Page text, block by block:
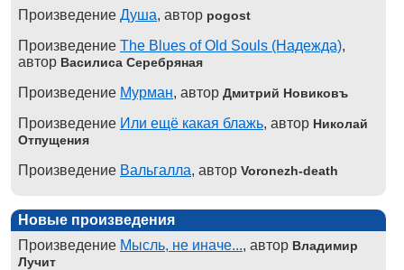
Произведение Душа, автор pogost
Произведение The Blues of Old Souls (Надежда),
автор Василиса Серебряная
Произведение Мурман, автор Дмитрий Новиковъ
Произведение Или ещё какая блажь, автор Николай
Отпущения
Произведение Вальгалла, автор Voronezh-death
Новые произведения
Произведение Мысль, не иначе..., автор Владимир
Лучит